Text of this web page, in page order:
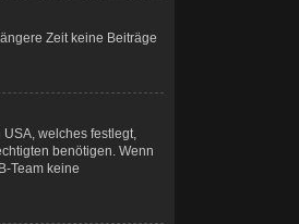
Zeit keine Beiträge
welches festlegt,
benötigen. Wenn
Team keine